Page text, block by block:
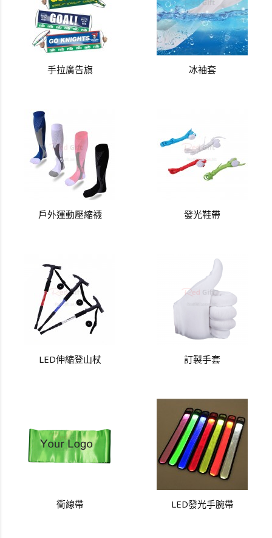
手拉廣告旗 冰袖套
戶外運動壓縮襪 發光鞋帶
LED伸縮登山杖 訂製手套
衝線帶 LED發光手腕帶